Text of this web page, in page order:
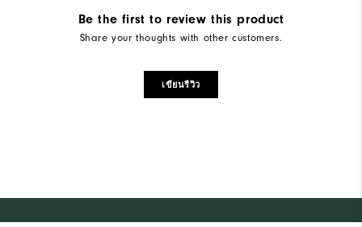
Be the first to review this product
Share your thoughts with other customers.
เขียนรีวิว